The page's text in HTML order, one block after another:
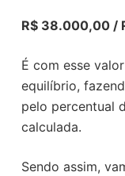
R$ 38.000,00 /
É com esse
equilíbrio,
pelo percentual
calculada.
Sendo assim,